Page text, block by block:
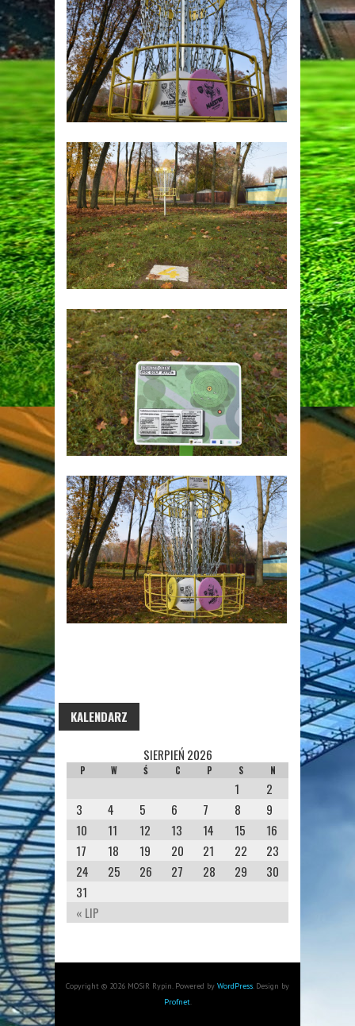
KALENDARZ
SIERPIEŃ 2026
P W Ś C P S N
« LIP
1
2
3
4 5 6 7 8
9
10
11 12 13 14 15
16
17
18 19 20 21 22
23
24
25 26 27 28 29
30
31
Copyright © 2026 MOSiR Rypin. Powered by WordPress . Design by
Profnet.